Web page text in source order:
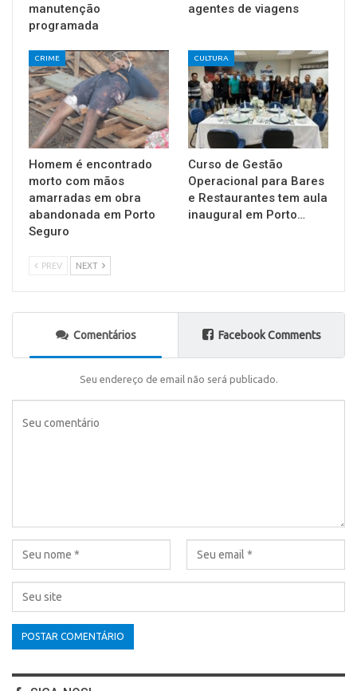
manutenção
programada
agentes de viagens
CRIME
Homem é encontrado
morto com mãos
amarradas em obra
abandonada em Porto
Seguro
CULTURA
Curso de Gestão
Operacional para Bares
e Restaurantes tem aula
inaugural em Porto…
PREV NEXT
Comentários Facebook Comments
Seu endereço de email não será publicado.